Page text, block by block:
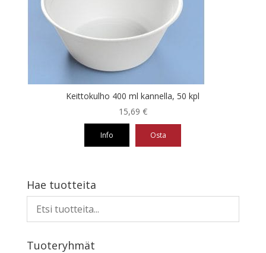
Keittokulho 400 ml kannella, 50 kpl
15,69 €
Info Osta
Hae tuotteita
Tuoteryhmät